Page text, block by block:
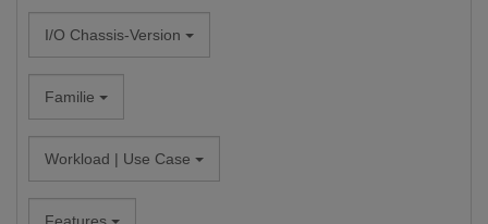
I/O Chassis-Version
Familie
Workload | Use Case